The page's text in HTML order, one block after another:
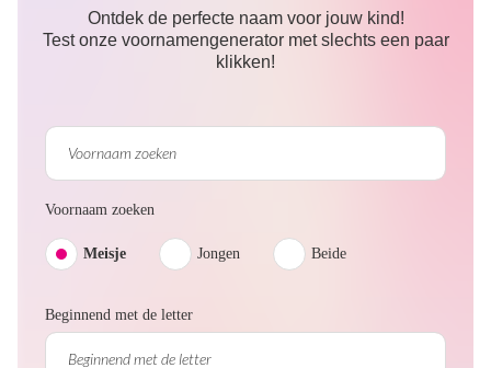
Ontdek de perfecte naam voor jouw kind!
Test onze voornamengenerator met slechts een paar
klikken!
Voornaam zoeken
Meisje Jongen Beide
Beginnend met de letter